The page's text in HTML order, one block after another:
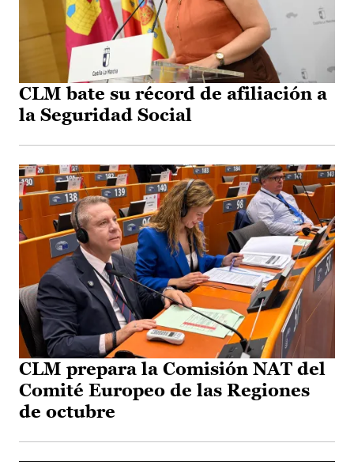
CLM bate su récord de afiliación a
la Seguridad Social
CLM prepara la Comisión NAT del
Comité Europeo de las Regiones
de octubre